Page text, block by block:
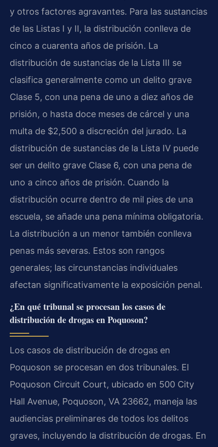
y otros factores agravantes. Para las sustancias
de las Listas I y II, la distribución conlleva de
cinco a cuarenta años de prisión. La
distribución de sustancias de la Lista III se
clasifica generalmente como un delito grave
Clase 5, con una pena de uno a diez años de
prisión, o hasta doce meses de cárcel y una
multa de $2,500 a discreción del jurado. La
distribución de sustancias de la Lista IV puede
ser un delito grave Clase 6, con una pena de
uno a cinco años de prisión. Cuando la
distribución ocurre dentro de mil pies de una
escuela, se añade una pena mínima obligatoria.
La distribución a un menor también conlleva
penas más severas. Estos son rangos
generales; las circunstancias individuales
afectan significativamente la exposición penal.
¿En qué tribunal se procesan los casos de
distribución de drogas en Poquoson?
Los casos de distribución de drogas en
Poquoson se procesan en dos tribunales. El
Poquoson Circuit Court, ubicado en 500 City
Hall Avenue, Poquoson, VA 23662, maneja las
audiencias preliminares de todos los delitos
graves, incluyendo la distribución de drogas. En